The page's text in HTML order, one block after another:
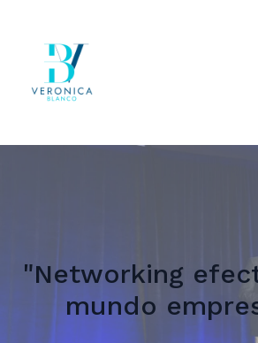
"Networking
mundo